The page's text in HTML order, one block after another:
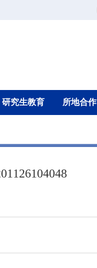
研究生教育 所地合作